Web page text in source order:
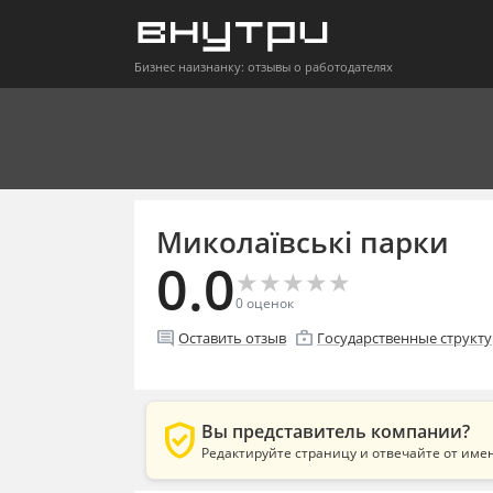
Бизнес наизнанку: отзывы о работодателях
Миколаївські парки
0.0★
★★
★★
★★
★★
★
0оценок
comment Оставить отзыв enterprise Государственные
verified_user Вы представитель компании?
Редактируйте страницу и отвечайте от